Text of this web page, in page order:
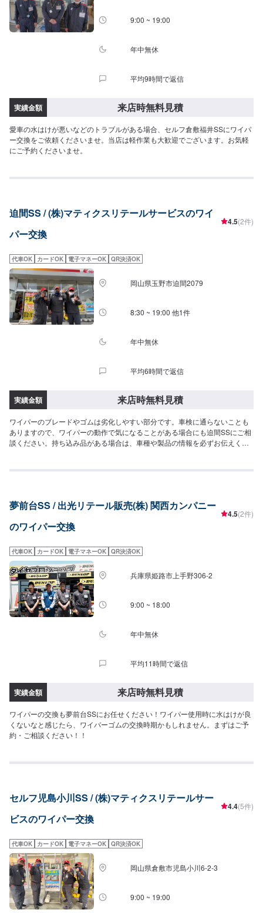
9:00 ~ 19:00
年中無休
平均9時間で返信
実績金額 来店時無料見積
愛車の水はけが悪いなどのトラブルがある場合、セルフ倉敷福井SSにワイパ
ー交換をご依頼くださいませ。当店は軽作業も大歓迎でございます。お気軽
にご予約くださいませ。
迫間SS / (株)マティクスリテールサービスのワイ
パー交換
4.5(2件)
代車OK カードOK 電子マネーOK QR決済OK
岡山県玉野市迫間2079
8:30 ~ 19:00 他1件
年中無休
平均6時間で返信
実績金額 来店時無料見積
ワイパーのブレードやゴムは劣化しやすい部分です。車検に通らないことも
ありますので、ワイパーの動作で気になることがある場合にも迫間SSにご相
談ください。持ち込み品がある場合は、車種や製品の情報を必ずお伝えくだ
夢前台SS / 出光リテール販売(株) 関西カンパニー
のワイパー交換
4.5(2件)
代車OK カードOK 電子マネーOK QR決済OK
兵庫県姫路市上手野306-2
9:00 ~ 18:00
年中無休
平均11時間で返信
実績金額 来店時無料見積
ワイパーの交換も夢前台SSにお任せください！ワイパー使用時に水はけが良
くないなと感じたら、ワイパーゴムの交換時期かもしれません。まずはご予
約・ご相談ください！！
セルフ児島小川SS / (株)マティクスリテールサー
ビスのワイパー交換
4.4(5件)
代車OK カードOK 電子マネーOK QR決済OK
岡山県倉敷市児島小川6-2-3
9:00 ~ 19:00